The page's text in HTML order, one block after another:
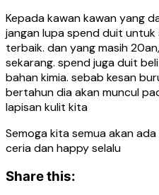
Kepada kawan kawan yang
jangan lupa spend duit
terbaik. dan yang masih
sekarang. spend juga duit
bahan kimia. sebab kesan
bertahun dia akan muncul
lapisan kulit kita
Semoga kita semua akan
ceria dan happy selalu
Share this: